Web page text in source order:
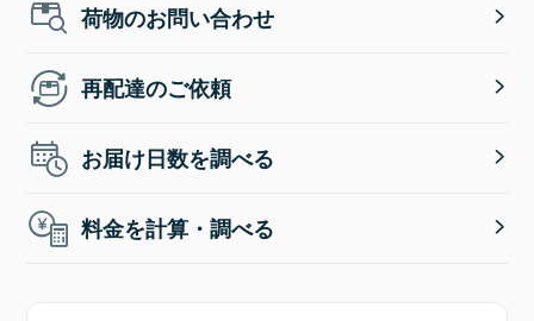
荷物のお問い合わせ
再配達のご依頼
お届け日数を調べる
料金を計算・調べる